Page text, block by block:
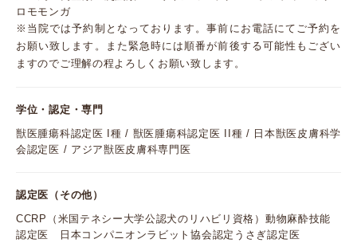
ロモモンガ
※当院では予約制となっております。事前にお電話にてご予約を
お願い致します。また緊急時には順番が前後する可能性もござい
ますのでご理解の程よろしくお願い致します。
学位・認定・専門
獣医腫瘍科認定医 I種 / 獣医腫瘍科認定医 II種 / 日本獣医皮膚科学
会認定医 / アジア獣医皮膚科専門医
認定医（その他）
CCRP（米国テネシー大学公認犬のリハビリ資格）動物麻酔技能
認定医 日本コンパニオンラビット協会認定うさぎ認定医